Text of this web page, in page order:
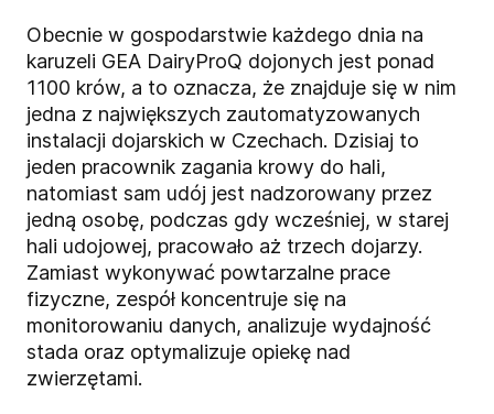
Obecnie w gospodarstwie każdego dnia na
karuzeli GEA DairyProQ dojonych jest ponad
1100 krów, a to oznacza, że znajduje się w nim
jedna z największych zautomatyzowanych
instalacji dojarskich w Czechach. Dzisiaj to
jeden pracownik zagania krowy do hali,
natomiast sam udój jest nadzorowany przez
jedną osobę, podczas gdy wcześniej, w starej
hali udojowej, pracowało aż trzech dojarzy.
Zamiast wykonywać powtarzalne prace
fizyczne, zespół koncentruje się na
monitorowaniu danych, analizuje wydajność
stada oraz optymalizuje opiekę nad
zwierzętami.